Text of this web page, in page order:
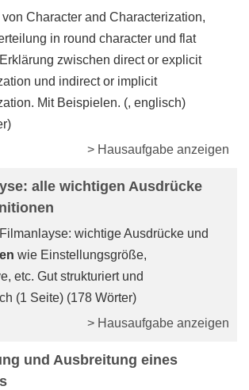
von Character and Characterization,
in round character und flat
zwischen direct or explicit
und indirect or implicit
Mit Beispielen. (, englisch)
> Hausaufgabe anzeigen
alle wichtigen Ausdrücke
wichtige Ausdrücke und
wie Einstellungsgröße,
etc. Gut strukturiert und
(1 Seite) (178 Wörter)
> Hausaufgabe anzeigen
und Ausbreitung eines